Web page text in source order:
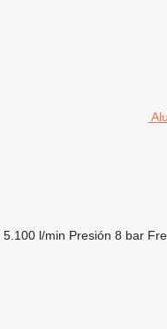
5.100 l/min Presión 8 bar